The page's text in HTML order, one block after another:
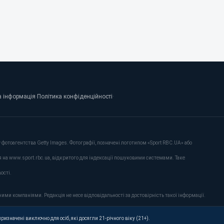
інформація· Політика конфіденційності·
Getty Images. Фотографії, позначені логотипом «Sport RBC.UA» або
на www.sport.rbc.ua, відкритого для індексації пошуковими системами. Таке
компаніями. Редакція не несе відповідальності за достовірність такої інформації.
виключно для осіб, які досягли 21-річного віку (21+).